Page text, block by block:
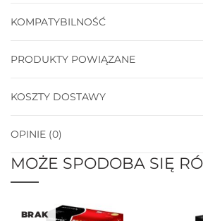
KOMPATYBILNOŚĆ
PRODUKTY POWIĄZANE
KOSZTY DOSTAWY
OPINIE (0)
MOŻE SPODOBA SIĘ
BRAK